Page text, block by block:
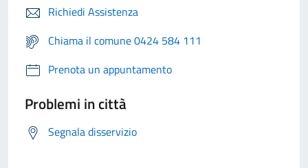
Richiedi Assistenza
Chiama il comune 0424 584 111
Prenota un appuntamento
Problemi in città
Segnala disservizio